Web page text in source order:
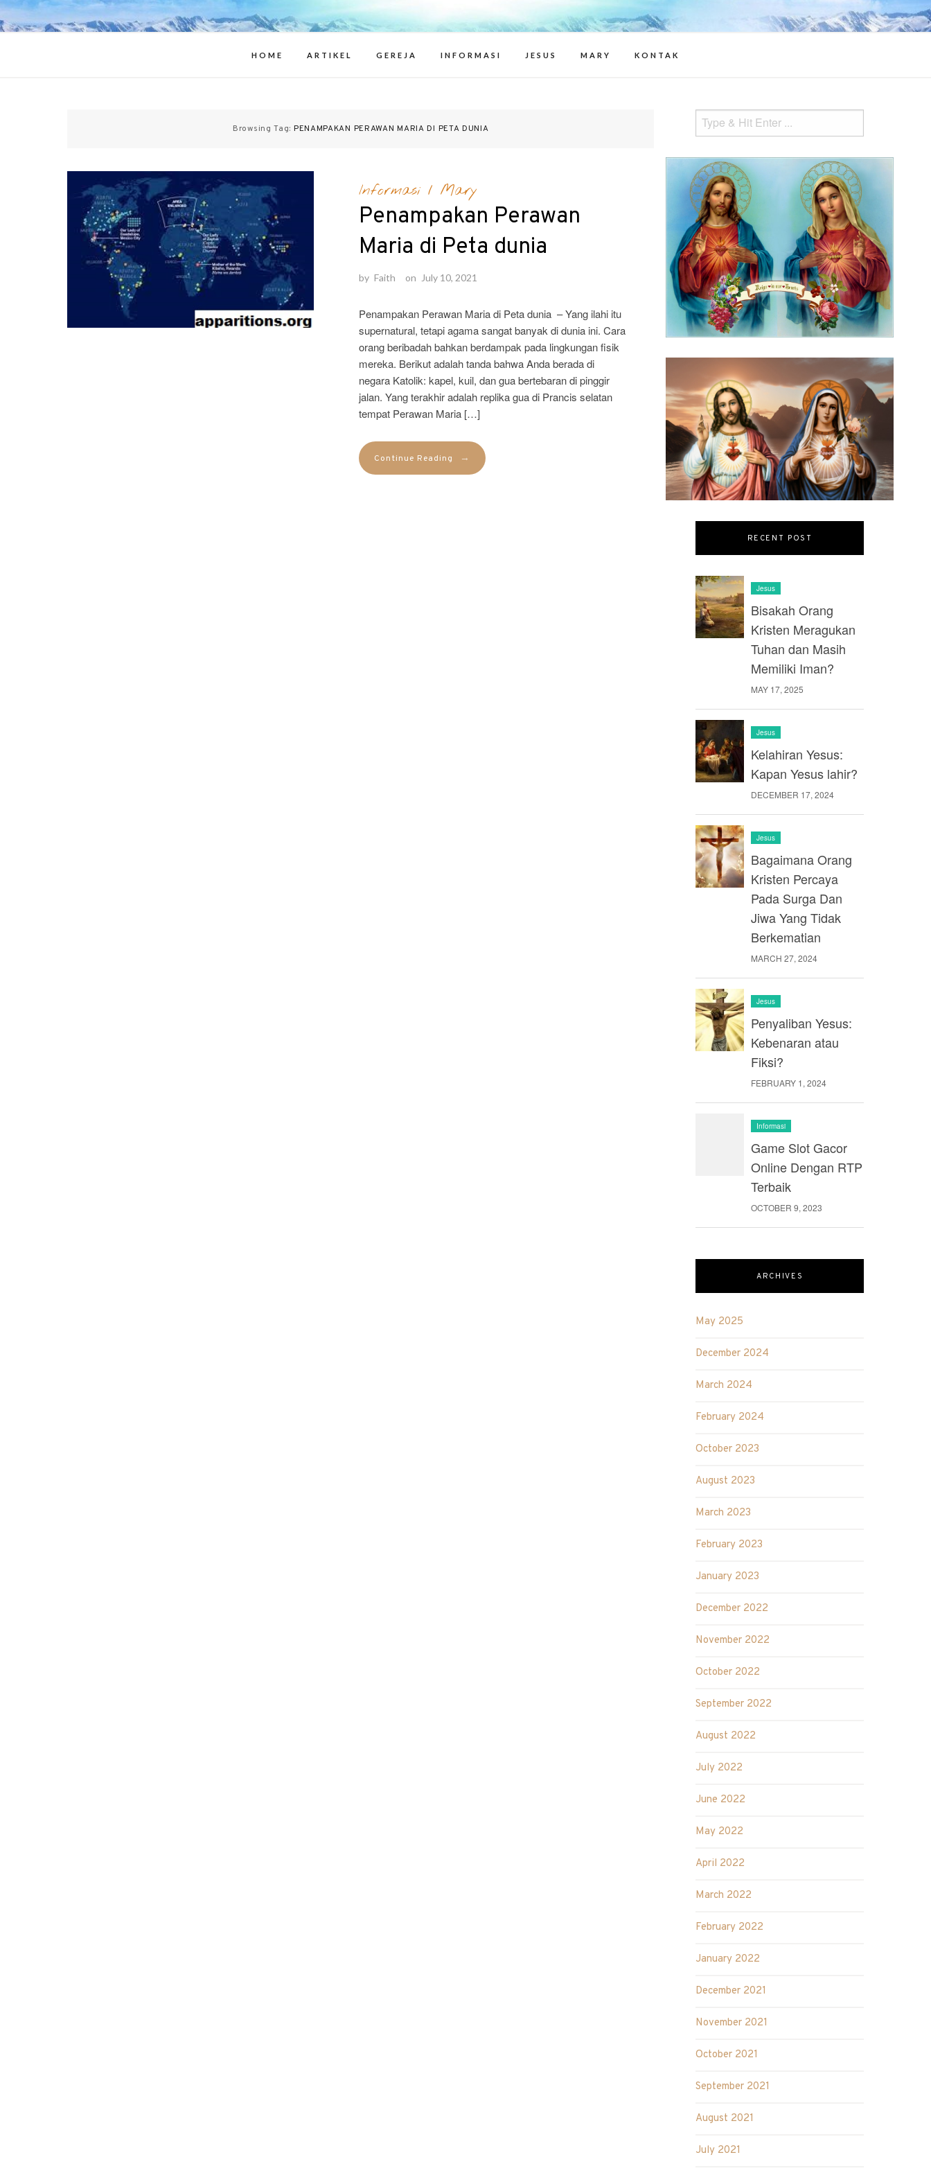
Apparitions of Jesuapparitions – berita informasi Apparitions of Jesus and
Marys and Mary
HOME ARTIKEL GEREJA INFORMASI JESUS MARY KONTAK
Browsing Tag: PENAMPAKAN PERAWAN MARIA DI PETA DUNIA
Informasi/ Mary
Penampakan Perawan
Maria di Peta dunia
by Faith on July 10, 2021
Penampakan Perawan Maria di Peta dunia – Yang ilahi itu
supernatural, tetapi agama sangat banyak di dunia ini. Cara
orang beribadah bahkan berdampak pada lingkungan fisik
mereka. Berikut adalah tanda bahwa Anda berada di
negara Katolik: kapel, kuil, dan gua bertebaran di pinggir
jalan. Yang terakhir adalah replika gua di Prancis selatan
tempat Perawan Maria […]
Continue Reading →
RECENT POST
Jesus
Bisakah Orang
Kristen Meragukan
Tuhan dan Masih
Memiliki Iman?
MAY 17, 2025
Jesus
Kelahiran Yesus:
Kapan Yesus lahir?
DECEMBER 17, 2024
Jesus
Bagaimana Orang
Kristen Percaya
Pada Surga Dan
Jiwa Yang Tidak
Berkematian
MARCH 27, 2024
Jesus
Penyaliban Yesus:
Kebenaran atau
Fiksi?
FEBRUARY 1, 2024
Informasi
Game Slot Gacor
Online Dengan RTP
Terbaik
OCTOBER 9, 2023
ARCHIVES
May 2025
December 2024
March 2024
February 2024
October 2023
August 2023
March 2023
February 2023
January 2023
December 2022
November 2022
October 2022
September 2022
August 2022
July 2022
June 2022
May 2022
April 2022
March 2022
February 2022
January 2022
December 2021
November 2021
October 2021
September 2021
August 2021
July 2021